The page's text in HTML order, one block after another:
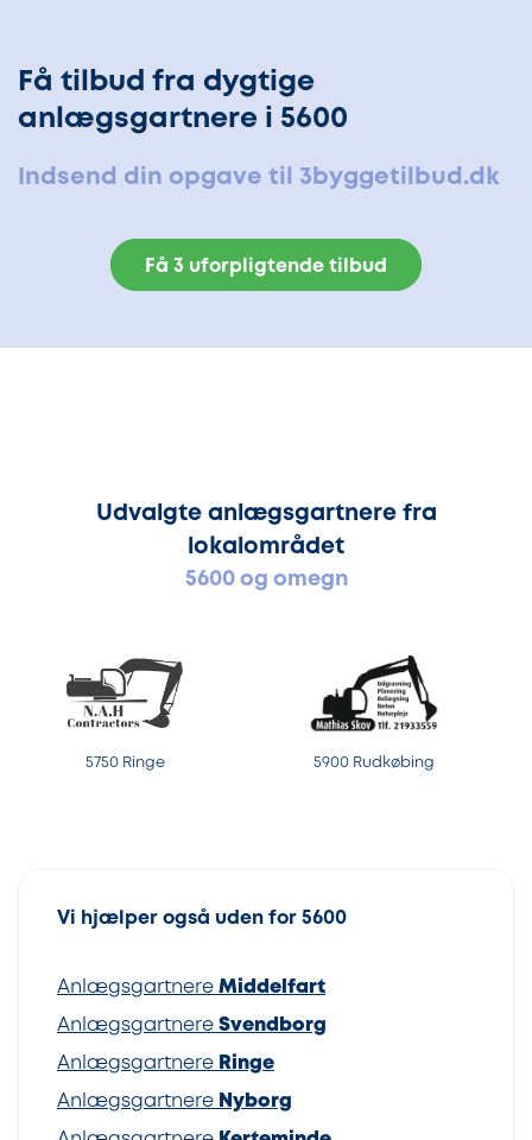
Få tilbud fra dygtige
anlægsgartnere i 5600
Indsend din opgave til 3byggetilbud.dk
Få 3 uforpligtende tilbud
Udvalgte anlægsgartnere fra
lokalområdet
5600 og omegn
5750 Ringe 5900 Rudkøbing
Vi hjælper også uden for 5600
Anlægsgartnere Middelfart
Anlægsgartnere Svendborg
Anlægsgartnere Ringe
Anlægsgartnere Nyborg